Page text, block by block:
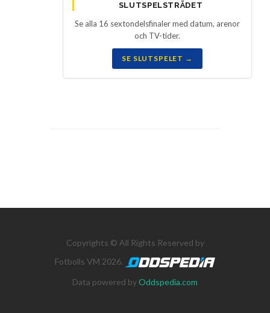
SLUTSPELSTRÄDET
Se alla 16 sextondelsfinaler med datum, arenor
och TV-tider.
SE SLUTSPELET →
Copyrights © All Rights Reserved by
Fotbolls VM 2026.
Data powered byOddspedia.com